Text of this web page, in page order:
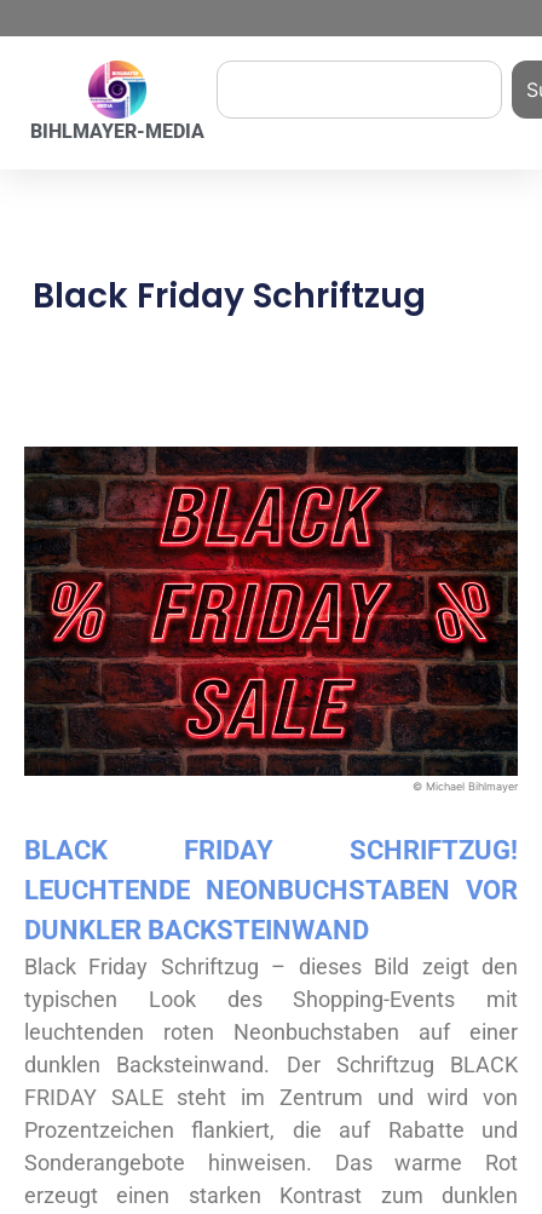
BIHLMAYER-MEDIA
Black Friday Schriftzug
© Michael Bihlmayer
BLACK FRIDAY SCHRIFTZUG!
LEUCHTENDE NEONBUCHSTABEN VOR
DUNKLER BACKSTEINWAND
Black Friday Schriftzug – dieses Bild zeigt den
typischen Look des Shopping-Events mit
leuchtenden roten Neonbuchstaben auf einer
dunklen Backsteinwand. Der Schriftzug BLACK
FRIDAY SALE steht im Zentrum und wird von
Prozentzeichen flankiert, die auf Rabatte und
Sonderangebote hinweisen. Das warme Rot
erzeugt einen starken Kontrast zum dunklen